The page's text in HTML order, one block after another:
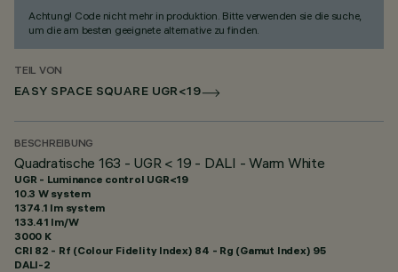
Achtung! Code nicht mehr in produktion. Bitte verwenden sie die suche,
um die am besten geeignete alternative zu finden.
TEIL VON
EASY SPACE SQUARE UGR<19
BESCHREIBUNG
Quadratische 163 - UGR < 19 - DALI - Warm White
UGR - Luminance control UGR<19
10.3 W system
1374.1 lm system
133.41 lm/W
3000 K
CRI 82 - Rf (Colour Fidelity Index) 84 - Rg (Gamut Index) 95
DALI-2